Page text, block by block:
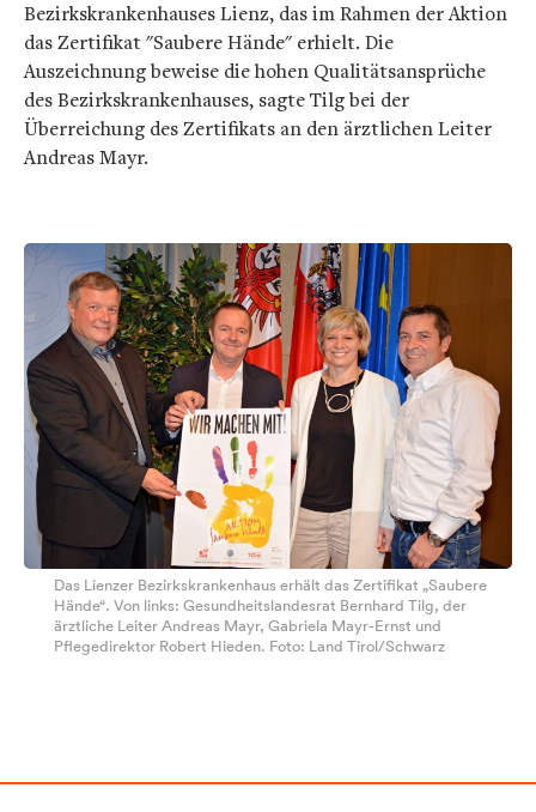
Bezirkskrankenhauses Lienz, das im Rahmen der Aktion
das Zertifikat "Saubere Hände" erhielt. Die
Auszeichnung beweise die hohen Qualitätsansprüche
des Bezirkskrankenhauses, sagte Tilg bei der
Überreichung des Zertifikats an den ärztlichen Leiter
Andreas Mayr.
Das Lienzer Bezirkskrankenhaus erhält das Zertifikat „Saubere
Hände“. Von links: Gesundheitslandesrat Bernhard Tilg, der
ärztliche Leiter Andreas Mayr, Gabriela Mayr-Ernst und
Pflegedirektor Robert Hieden. Foto: Land Tirol/Schwarz